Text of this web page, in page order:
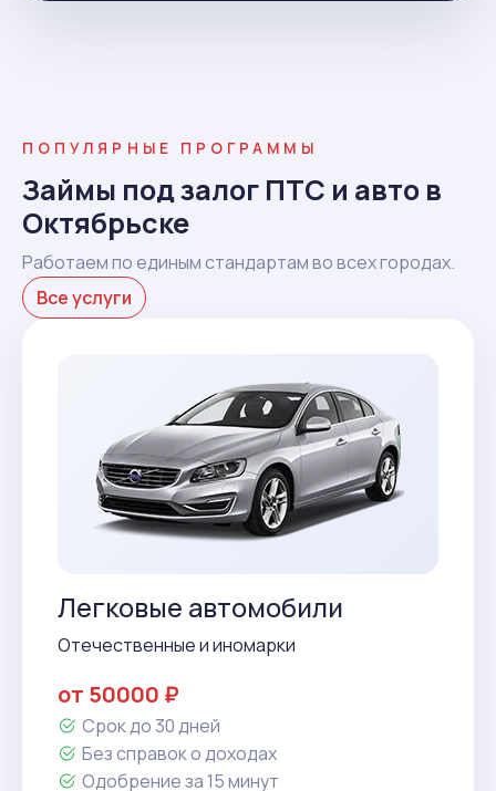
ПОПУЛЯРНЫЕ ПРОГРАММЫ
Займы под залог ПТС и авто в
Октябрьске
Работаем по единым стандартам во всех городах.
Все услуги
Легковые автомобили
Отечественные и иномарки
от 50000 ₽
Срок до 30 дней
Без справок о доходах
Одобрение за 15 минут